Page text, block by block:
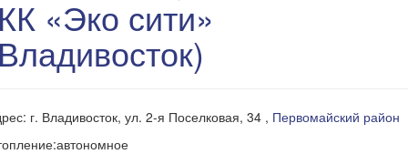
«Эко сити»
г. Владивосток, ул. 2-я Поселковая, 34 , Первомайский район